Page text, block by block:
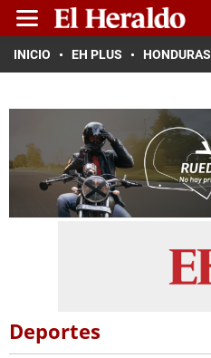
INICIO EH PLUS HONDURAS
Deportes